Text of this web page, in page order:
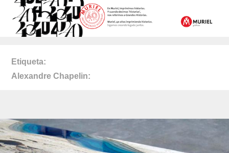
Etiqueta
Alexandre Chapelin